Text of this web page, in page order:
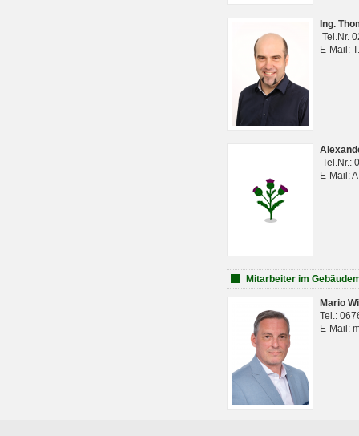
Ing.
Tel.Nr.
E-Mail:
Tel.Nr.:
E-Mail:
Mitarbeiter im
Mario
Tel.:
E-Mail: